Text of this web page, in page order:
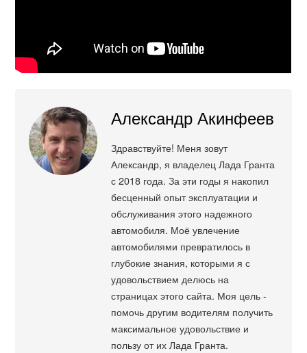
Александр Акинфеев
Здравствуйте! Меня зовут
Александр, я владелец Лада Гранта
с 2018 года. За эти годы я накопил
бесценный опыт эксплуатации и
обслуживания этого надежного
автомобиля. Моё увлечение
автомобилями превратилось в
глубокие знания, которыми я с
удовольствием делюсь на
страницах этого сайта. Моя цель -
помочь другим водителям получить
максимальное удовольствие и
пользу от их Лада Гранта.